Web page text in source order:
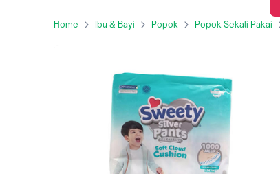
Home Ibu & Bayi Popok Popok Sekali Pakai